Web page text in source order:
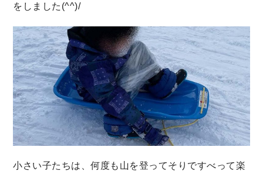
をしました(^^)/
小さい子たちは、何度も山を登ってそりですべって楽